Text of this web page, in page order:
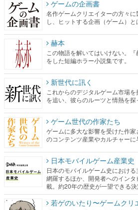
赫本
この物語を解いてはいけない。
をした短編ホラー小説集です。
新世代に訊く
これからのデジタルゲーム市場
を追い、彼らのルーツと情熱を探
ゲーム世代の作家たち
ゲームに多大な影響を受けた作
のコンテンツ産業やカルチャーに
日本モバイルゲーム産業史
日本のモバイルゲーム史におけ
網羅するほか、開発者へのインタ
若ゲのいたり〜ゲームクリ
『うつヌケ』『ペンと箸』等で
生によるゲーム業界レポートマン
なんでゲームは面白い？